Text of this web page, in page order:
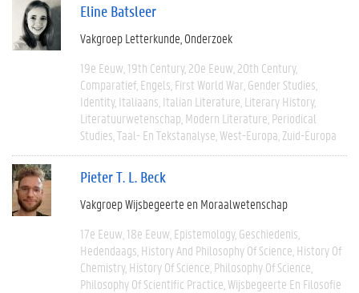
Eline Batsleer
Vakgroep Letterkunde Onderzoek
19e Eeuw 19th Century 20e Eeuw 20th Century
Comparatief Engels First World War Gender Studies
Identity Italiaans Italian Literature Literary History
Literatuurwetenschap Modern Literature Periodical
Studies Taal- En Tekstanalyse West-Europa Zuid-Europa
Pieter T. L. Beck
Vakgroep Wijsbegeerte en Moraalwetenschap
17e Eeuw 18e Eeuw Epistemology Geschiedenis
Hedendaags History And Philosophy Of Science History Of
Chemistry History Of Science Philosophy Of Science
Philosophy Of Scientific Practice Wijsbegeerte En Filosofie